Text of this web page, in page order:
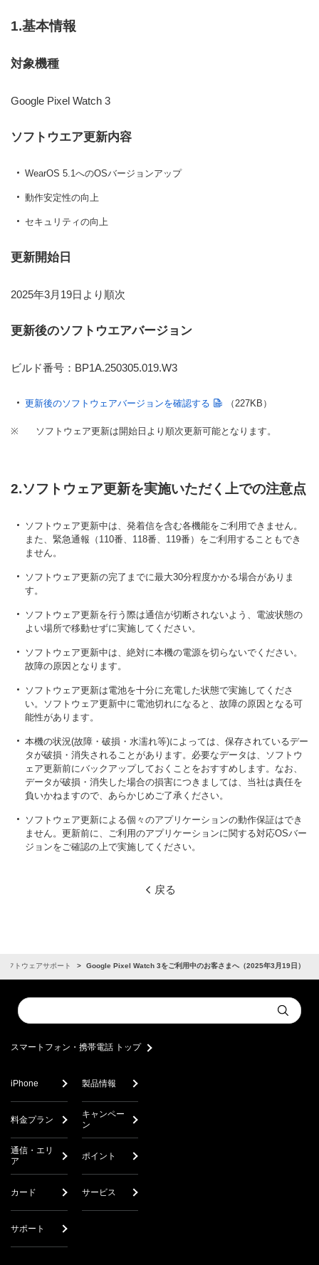
1.基本情報
対象機種
Google Pixel Watch 3
ソフトウエア更新内容
WearOS 5.1へのOSバージョンアップ
動作安定性の向上
セキュリティの向上
更新開始日
2025年3月19日より順次
更新後のソフトウエアバージョン
ビルド番号：BP1A.250305.019.W3
更新後のソフトウェアバージョンを確認する （227KB）
※ ソフトウェア更新は開始日より順次更新可能となります。
2.ソフトウェア更新を実施いただく上での注意点
ソフトウェア更新中は、発着信を含む各機能をご利用できません。
また、緊急通報（110番、118番、119番）をご利用することもでき
ません。
ソフトウェア更新の完了までに最大30分程度かかる場合がありま
す。
ソフトウェア更新を行う際は通信が切断されないよう、電波状態の
よい場所で移動せずに実施してください。
ソフトウェア更新中は、絶対に本機の電源を切らないでください。
故障の原因となります。
ソフトウェア更新は電池を十分に充電した状態で実施してくださ
い。ソフトウェア更新中に電池切れになると、故障の原因となる可
能性があります。
本機の状況(故障・破損・水濡れ等)によっては、保存されているデー
タが破損・消失されることがあります。必要なデータは、ソフトウ
ェア更新前にバックアップしておくことをおすすめします。なお、
データが破損・消失した場合の損害につきましては、当社は責任を
負いかねますので、あらかじめご了承ください。
ソフトウェア更新による個々のアプリケーションの動作保証はでき
ません。更新前に、ご利用のアプリケーションに関する対応OSバー
ジョンをご確認の上で実施してください。
戻る
ソフトウェアサポート Google Pixel Watch 3をご利用中のお客さまへ（2025年3月19日）
Conduct
a
Submit
スマートフォン・携帯電話 トップ
iPhone 製品情報
料金プラン
キャンペー
ン
通信・エリ
ア
ポイント
カード サービス
サポート